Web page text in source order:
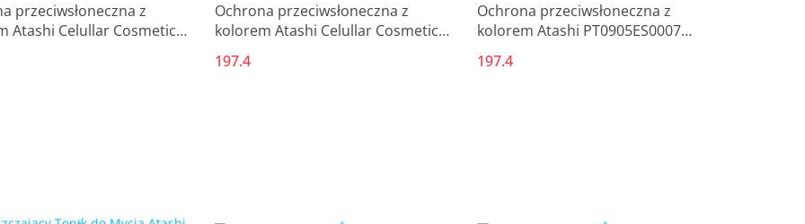
przeciwsłoneczna z
Atashi Celullar Cosmetic
Spf 15 50 ml DD Krem
Ochrona przeciwsłoneczna z
kolorem Atashi Celullar Cosmetic
Dd Spf 15 50 ml DD Krem
197.4
Ochrona przeciwsłoneczna z
kolorem Atashi PT0905ES0007
średni Spf 15 50 ml DD Krem
197.4